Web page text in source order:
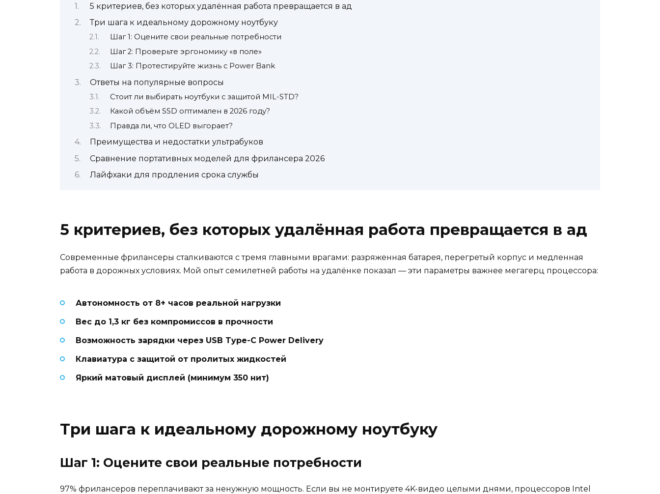
5 критериев, без которых удалённая работа превращается в ад
Три шага к идеальному дорожному ноутбуку
Шаг 1: Оцените свои реальные потребности
Шаг 2: Проверьте эргономику «в поле»
Шаг 3: Протестируйте жизнь с Power Bank
Ответы на популярные вопросы
Стоит ли выбирать ноутбуки с защитой MIL-STD?
Какой объём SSD оптимален в 2026 году?
Правда ли, что OLED выгорает?
Преимущества и недостатки ультрабуков
Сравнение портативных моделей для фрилансера 2026
Лайфхаки для продления срока службы
5 критериев, без которых удалённая работа превращается в ад
Современные фрилансеры сталкиваются с тремя главными врагами: разряженная батарея, перегретый корпус и медленная
работа в дорожных условиях. Мой опыт семилетней работы на удалёнке показал — эти параметры важнее мегагерц процессора:
Автономность от 8+ часов реальной нагрузки
Вес до 1,3 кг без компромиссов в прочности
Возможность зарядки через USB Type-C Power Delivery
Клавиатура с защитой от пролитых жидкостей
Яркий матовый дисплей (минимум 350 нит)
Три шага к идеальному дорожному ноутбуку
Шаг 1: Оцените свои реальные потребности
97% фрилансеров переплачивают за ненужную мощность. Если вы не монтируете 4K-видео целыми днями, процессоров Intel